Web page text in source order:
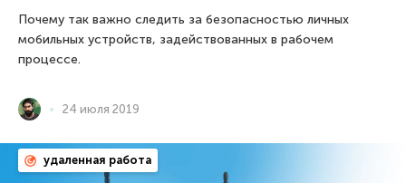
Почему так важно следить за безопасностью личных
мобильных устройств, задействованных в рабочем
процессе.
24 июля 2019
удаленная работа